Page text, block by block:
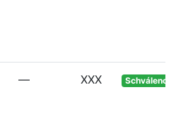
— XXX Schváleno